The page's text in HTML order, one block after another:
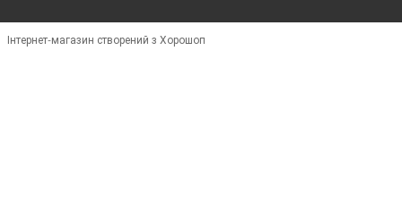
Інтернет-магазин створений з Хорошоп